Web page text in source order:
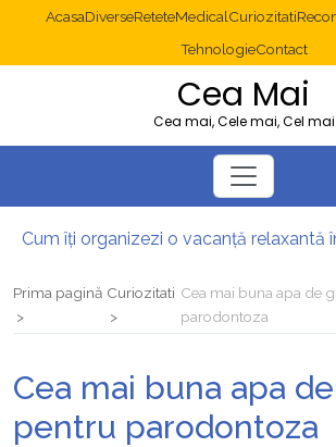
AcasaDiverseReteteMedicalCuriozitati
TehnologieContact
Cea Mai
Cea mai, Cele mai, Cel mai
Cum îți organizezi o vacanță relaxantă
Prima pagină Curiozitati Cea mai buna apa de
parodontoza
Cea mai buna apa
pentru parodontoza